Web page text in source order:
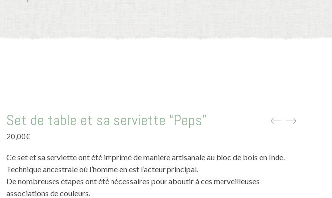
Set de table et sa serviette “Peps”
20,00€
Ce set et sa serviette ont été imprimé de manière artisanale au bloc de bois en Inde.
Technique ancestrale où l’homme en est l’acteur principal.
De nombreuses étapes ont été nécessaires pour aboutir à ces merveilleuses
associations de couleurs.